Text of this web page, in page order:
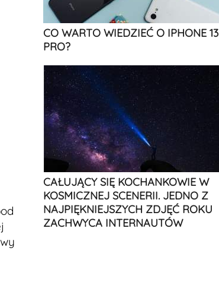
CO WARTO WIEDZIEĆ O IPHONE 13
PRO?
CAŁUJĄCY SIĘ KOCHANKOWIE W
KOSMICZNEJ SCENERII. JEDNO Z
NAJPIĘKNIEJSZYCH ZDJĘĆ ROKU
ZACHWYCA INTERNAUTÓW